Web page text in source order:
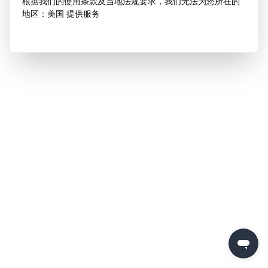
地区：美国 提供服务